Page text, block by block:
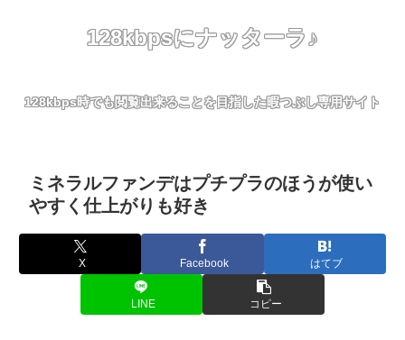
128kbpsにナッターラ♪
128kbps時でも閲覧出来ることを目指した暇つぶし専用サイト
ミネラルファンデはプチプラのほうが使い
やすく仕上がりも好き
X Facebook はてブ
LINE コピー